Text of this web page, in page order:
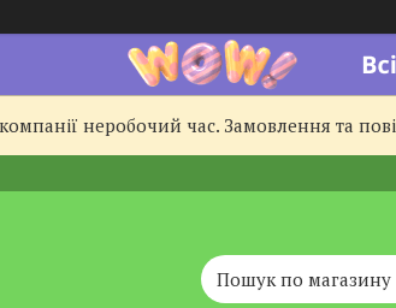
неробочий час. Замовлення та